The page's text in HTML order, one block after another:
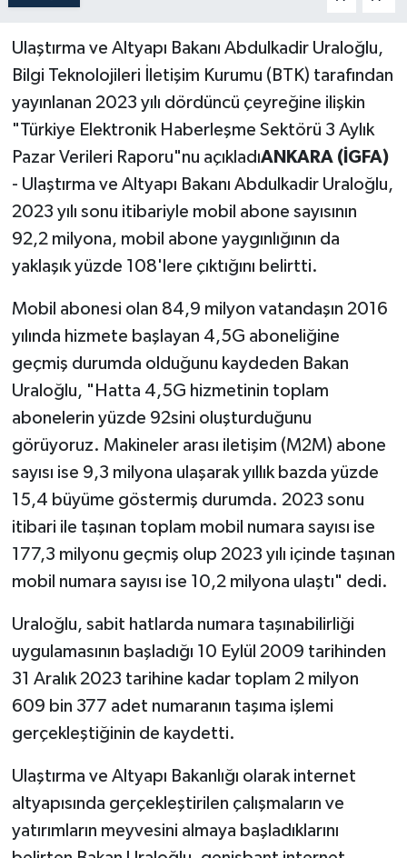
Ulaştırma ve Altyapı Bakanı Abdulkadir Uraloğlu,
Bilgi Teknolojileri İletişim Kurumu (BTK) tarafından
yayınlanan 2023 yılı dördüncü çeyreğine ilişkin
"Türkiye Elektronik Haberleşme Sektörü 3 Aylık
Pazar Verileri Raporu"nu açıkladıANKARA (İGFA)
- Ulaştırma ve Altyapı Bakanı Abdulkadir Uraloğlu,
2023 yılı sonu itibariyle mobil abone sayısının
92,2 milyona, mobil abone yaygınlığının da
yaklaşık yüzde 108'lere çıktığını belirtti.
Mobil abonesi olan 84,9 milyon vatandaşın 2016
yılında hizmete başlayan 4,5G aboneliğine
geçmiş durumda olduğunu kaydeden Bakan
Uraloğlu, "Hatta 4,5G hizmetinin toplam
abonelerin yüzde 92sini oluşturduğunu
görüyoruz. Makineler arası iletişim (M2M) abone
sayısı ise 9,3 milyona ulaşarak yıllık bazda yüzde
15,4 büyüme göstermiş durumda. 2023 sonu
itibari ile taşınan toplam mobil numara sayısı ise
177,3 milyonu geçmiş olup 2023 yılı içinde taşınan
mobil numara sayısı ise 10,2 milyona ulaştı" dedi.
Uraloğlu, sabit hatlarda numara taşınabilirliği
uygulamasının başladığı 10 Eylül 2009 tarihinden
31 Aralık 2023 tarihine kadar toplam 2 milyon
609 bin 377 adet numaranın taşıma işlemi
gerçekleştiğinin de kaydetti.
Ulaştırma ve Altyapı Bakanlığı olarak internet
altyapısında gerçekleştirilen çalışmaların ve
yatırımların meyvesini almaya başladıklarını
Sağlık
Spor
Yaşam